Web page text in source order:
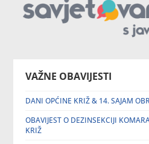
VAŽNE OBAVIJESTI
DANI OPĆINE KRIŽ & 14. SAJAM
OBAVIJEST O DEZINSEKCIJI
KRIŽ